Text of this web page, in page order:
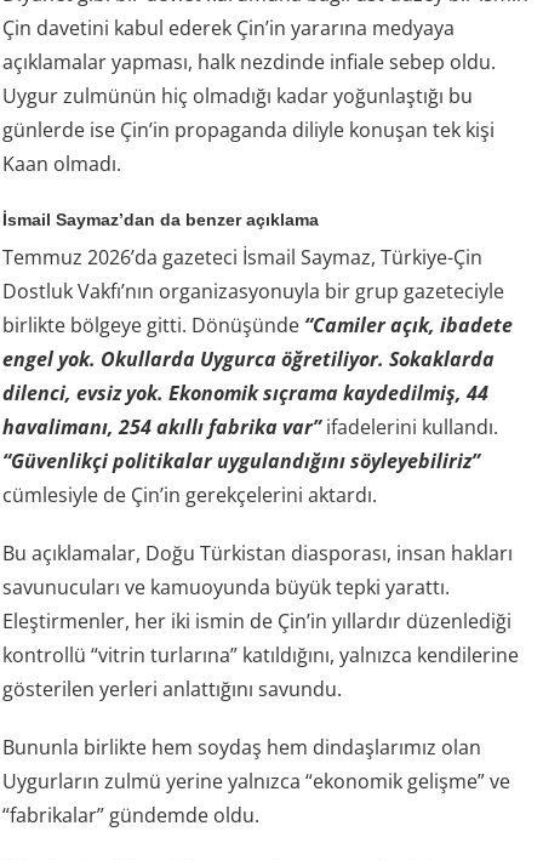
Çin davetini kabul ederek Çin’in yararına medyaya
açıklamalar yapması, halk nezdinde infiale sebep oldu.
Uygur zulmünün hiç olmadığı kadar yoğunlaştığı bu
günlerde ise Çin’in propaganda diliyle konuşan tek kişi
Kaan olmadı.
İsmail Saymaz’dan da benzer açıklama
Temmuz 2026’da gazeteci İsmail Saymaz, Türkiye-Çin
Dostluk Vakfı’nın organizasyonuyla bir grup gazeteciyle
birlikte bölgeye gitti. Dönüşünde “Camiler açık, ibadete
engel yok. Okullarda Uygurca öğretiliyor. Sokaklarda
dilenci, evsiz yok. Ekonomik sıçrama kaydedilmiş, 44
havalimanı, 254 akıllı fabrika var” ifadelerini kullandı.
“Güvenlikçi politikalar uygulandığını söyleyebiliriz”
cümlesiyle de Çin’in gerekçelerini aktardı.
Bu açıklamalar, Doğu Türkistan diasporası, insan hakları
savunucuları ve kamuoyunda büyük tepki yarattı.
Eleştirmenler, her iki ismin de Çin’in yıllardır düzenlediği
kontrollü “vitrin turlarına” katıldığını, yalnızca kendilerine
gösterilen yerleri anlattığını savundu.
Bununla birlikte hem soydaş hem dindaşlarımız olan
Uygurların zulmü yerine yalnızca “ekonomik gelişme” ve
“fabrikalar” gündemde oldu.